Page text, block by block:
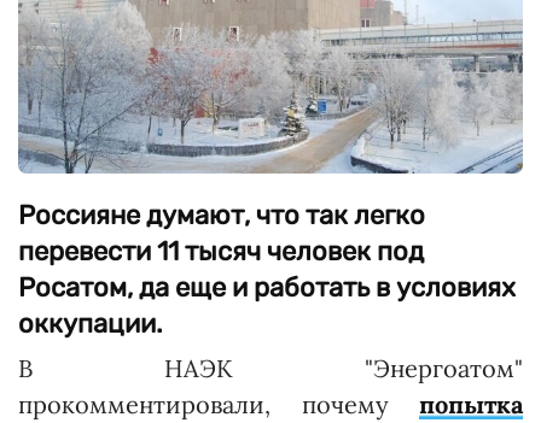
Россияне думают, что так легко
перевести 11 тысяч человек под
Росатом, да еще и работать в условиях
оккупации.
В НАЭК "Энергоатом"
прокомментировали, почему попытка